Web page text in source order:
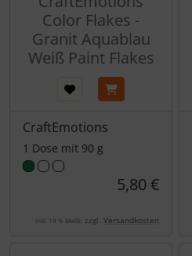
Color Flakes -
Granit Aquablau
Weiß Paint Flakes
CraftEmotions
1 Dose mit 90 g
5,80 €
inkl. 19 % MwSt. zzgl. Versandkosten